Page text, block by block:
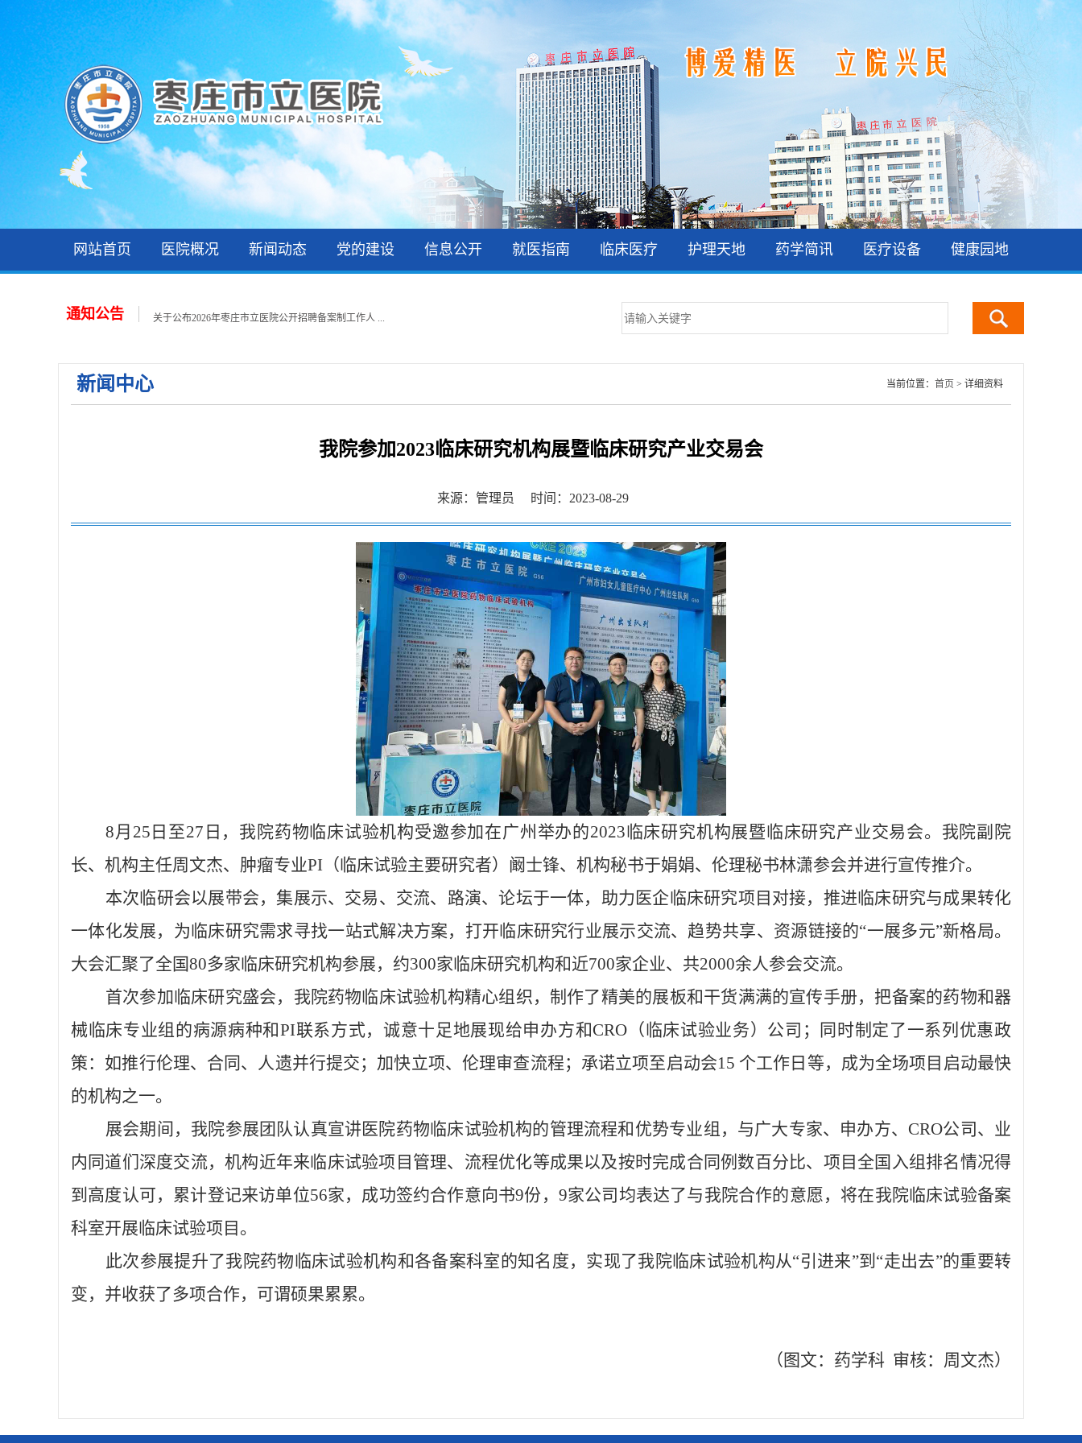
网站首页 医院概况 新闻动态 党的建设 信息公开 就医指南 临床医疗 护理天地 药学简讯 医疗设备 健康园地
通知公告
2026年住院医师规范化培训录取公示和报到通知
关于2026年枣庄市立医院公开招聘备案制工作人员面 ...
关于公布2026年枣庄市立医院第一批急需紧缺人才招 ...
新闻中心 当前位置： 首页 > 详细资料
我院参加2023临床研究机构展暨临床研究产业交易会
来源：管理员 时间：2023-08-29
8月25日至27日，我院药物临床试验机构受邀参加在广州举办的2023临床研究机构展暨临床研究产业交易会。我院副院
长、机构主任周文杰、肿瘤专业PI（临床试验主要研究者）阚士锋、机构秘书于娟娟、伦理秘书林潇参会并进行宣传推介。
本次临研会以展带会，集展示、交易、交流、路演、论坛于一体，助力医企临床研究项目对接，推进临床研究与成果转化
一体化发展，为临床研究需求寻找一站式解决方案，打开临床研究行业展示交流、趋势共享、资源链接的“一展多元”新格局。
大会汇聚了全国80多家临床研究机构参展，约300家临床研究机构和近700家企业、共2000余人参会交流。
首次参加临床研究盛会，我院药物临床试验机构精心组织，制作了精美的展板和干货满满的宣传手册，把备案的药物和器
械临床专业组的病源病种和PI联系方式，诚意十足地展现给申办方和CRO（临床试验业务）公司；同时制定了一系列优惠政
策：如推行伦理、合同、人遗并行提交；加快立项、伦理审查流程；承诺立项至启动会15 个工作日等，成为全场项目启动最快
的机构之一。
展会期间，我院参展团队认真宣讲医院药物临床试验机构的管理流程和优势专业组，与广大专家、申办方、CRO公司、业
内同道们深度交流，机构近年来临床试验项目管理、流程优化等成果以及按时完成合同例数百分比、项目全国入组排名情况得
到高度认可，累计登记来访单位56家，成功签约合作意向书9份，9家公司均表达了与我院合作的意愿，将在我院临床试验备案
科室开展临床试验项目。
此次参展提升了我院药物临床试验机构和各备案科室的知名度，实现了我院临床试验机构从“引进来”到“走出去”的重要转
变，并收获了多项合作，可谓硕果累累。
（图文：药学科 审核：周文杰）